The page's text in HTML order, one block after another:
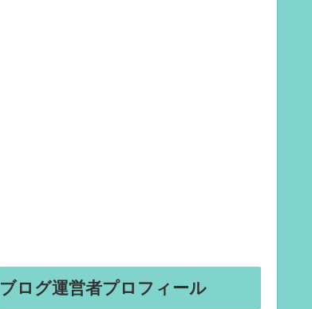
ブログ運営者プロフィール